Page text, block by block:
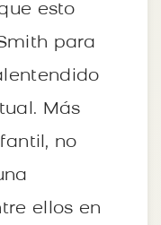
esto
para
Más
no
ellos en